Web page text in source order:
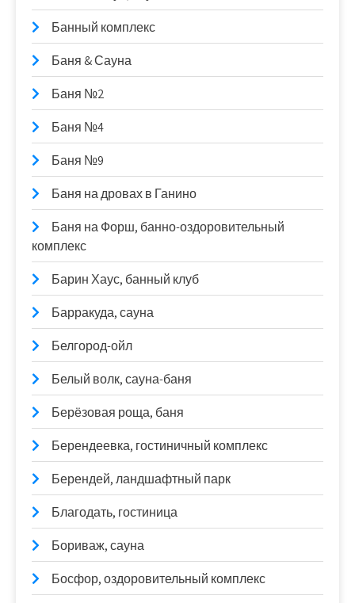
Банный комплекс
Баня & Сауна
Баня №2
Баня №4
Баня №9
Баня на дровах в Ганино
Баня на Форш, банно-оздоровительный
комплекс
Барин Хаус, банный клуб
Барракуда, сауна
Белгород-ойл
Белый волк, сауна-баня
Берёзовая роща, баня
Берендеевка, гостиничный комплекс
Берендей, ландшафтный парк
Благодать, гостиница
Бориваж, сауна
Босфор, оздоровительный комплекс